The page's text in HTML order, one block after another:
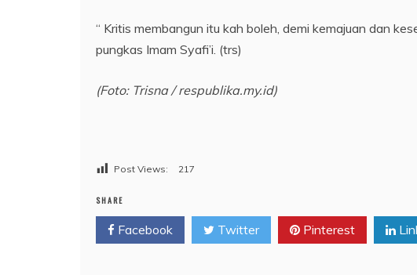
“ Kritis membangun itu kah boleh, demi kemajuan dan
pungkas Imam Syafi’i. (trs)
(Foto: Trisna / respublika.my.id)
Post Views: 217
SHARE
Facebook Twitter Pinterest